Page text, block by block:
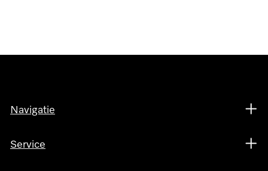
Navigatie
Service